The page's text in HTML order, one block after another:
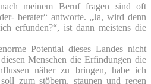
meinem Beruf fragen sind oft
berater“ antworte. „Ja, wird denn
erfunden?“, ist dann meistens die
Potential dieses Landes nicht
Menschen die Erfindungen die
näher zu bringen, habe ich
zum stöbern, staunen und regen